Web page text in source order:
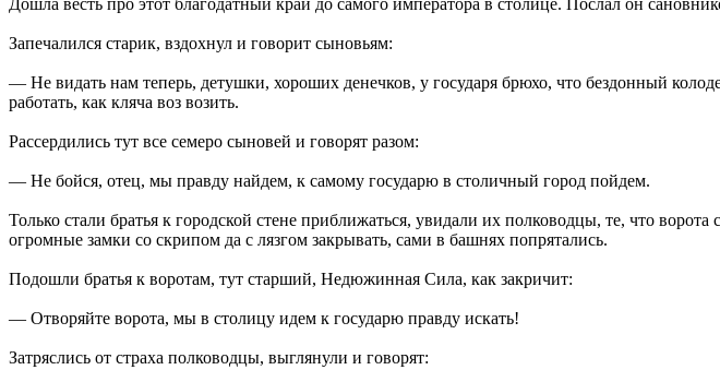
Запечалился старик, вздохнул и говорит сыновьям:
— Не видать нам теперь, детушки, хороших денечков, у государя брюхо, что бездонный
работать, как кляча воз возить.
Рассердились тут все семеро сыновей и говорят разом:
— Не бойся, отец, мы правду найдем, к самому государю в столичный город пойдем.
Только стали братья к городской стене приближаться, увидали их полководцы, те, что
огромные замки со скрипом да с лязгом закрывать, сами в башнях попрятались.
Подошли братья к воротам, тут старший, Недюжинная Сила, как закричит:
— Отворяйте ворота, мы в столицу идем к государю правду искать!
Затряслись от страха полководцы, выглянули и говорят: